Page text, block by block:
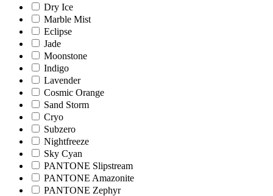
Dry Ice
Marble Mist
Eclipse
Jade
Moonstone
Indigo
Lavender
Cosmic Orange
Sand Storm
Cryo
Subzero
Nightfreeze
Sky Cyan
PANTONE Slipstream
PANTONE Amazonite
PANTONE Zephyr